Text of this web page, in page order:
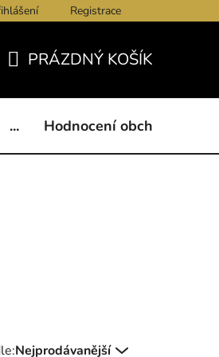
Obchodní podmínky
Registrace
KOŠÍK
PRÁZDNÝ KOŠÍK
... Hodnocení obchodu
Nejprodávanější